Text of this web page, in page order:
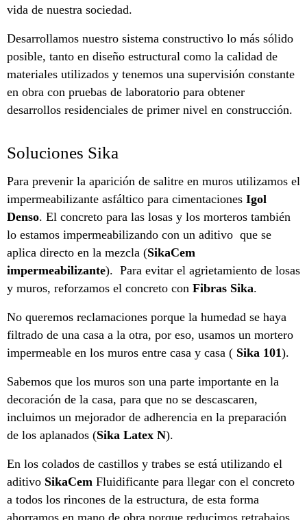
vida de nuestra sociedad.
Desarrollamos nuestro sistema constructivo lo más sólido
posible, tanto en diseño estructural como la calidad de
materiales utilizados y tenemos una supervisión constante
en obra con pruebas de laboratorio para obtener
desarrollos residenciales de primer nivel en construcción.
Soluciones Sika
Para prevenir la aparición de salitre en muros utilizamos el
impermeabilizante asfáltico para cimentaciones Igol
Denso. El concreto para las losas y los morteros también
lo estamos impermeabilizando con un aditivo que se
aplica directo en la mezcla (SikaCem
impermeabilizante). Para evitar el agrietamiento de losas
y muros, reforzamos el concreto con Fibras Sika.
No queremos reclamaciones porque la humedad se haya
filtrado de una casa a la otra, por eso, usamos un mortero
impermeable en los muros entre casa y casa ( Sika 101).
Sabemos que los muros son una parte importante en la
decoración de la casa, para que no se descascaren,
incluimos un mejorador de adherencia en la preparación
de los aplanados (Sika Latex N).
En los colados de castillos y trabes se está utilizando el
aditivo SikaCem Fluidificante para llegar con el concreto
a todos los rincones de la estructura, de esta forma
ahorramos en mano de obra porque reducimos retrabajos.